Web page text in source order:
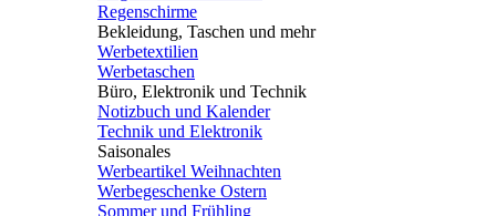
Regenschirme
Bekleidung, Taschen und mehr
Werbetextilien
Werbetaschen
Büro, Elektronik und Technik
Notizbuch und Kalender
Technik und Elektronik
Saisonales
Werbeartikel Weihnachten
Werbegeschenke Ostern
Sommer und Frühling